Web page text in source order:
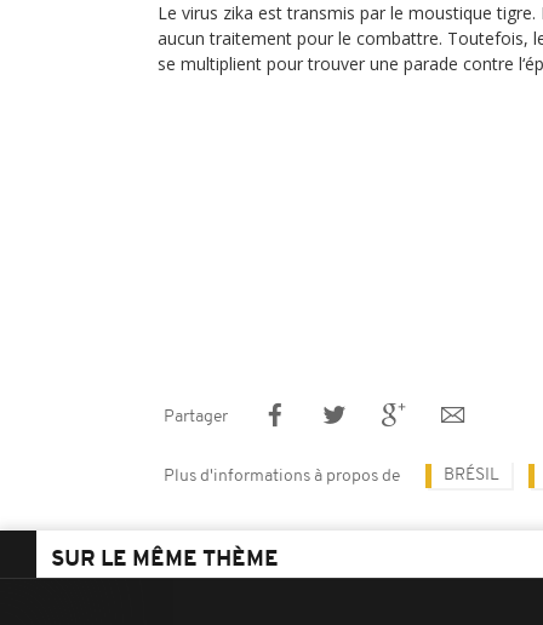
Le virus zika est transmis par le moustique tigre.
aucun traitement pour le combattre. Toutefois,
se multiplient pour trouver une parade contre
Partager
Plus d'informations à propos de BRÉSIL
SUR LE MÊME THÈME